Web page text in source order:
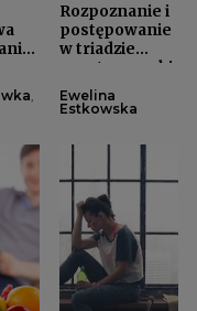
,
Rozpoznanie i
postępowanie
w triadzie
sportsmeneki
Ewelina
Estkowska